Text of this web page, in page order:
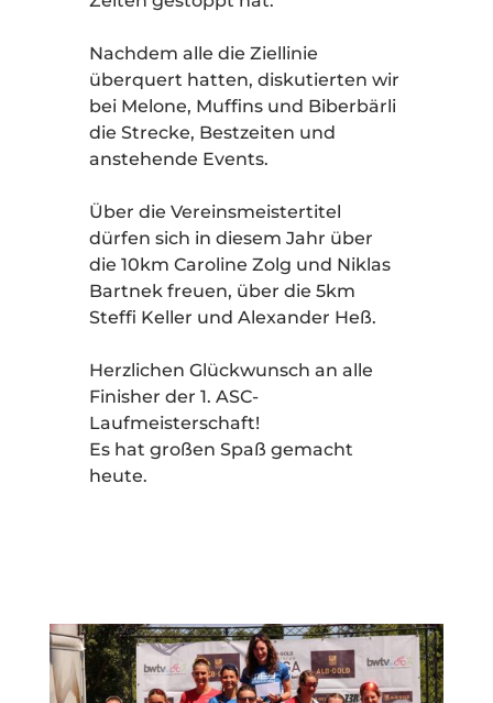
Nachdem alle die Ziellinie
überquert hatten, diskutierten wir
bei Melone, Muffins und Biberbärli
die Strecke, Bestzeiten und
anstehende Events.
Über die Vereinsmeistertitel
dürfen sich in diesem Jahr über
die 10km Caroline Zolg und Niklas
Bartnek freuen, über die 5km
Steffi Keller und Alexander Heß.
Herzlichen Glückwunsch an alle
Finisher der 1. ASC-
Laufmeisterschaft!
Es hat großen Spaß gemacht
heute.